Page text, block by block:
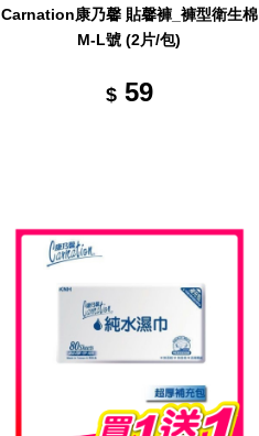
Carnation康乃馨 貼馨褲_褲型衛生棉
M-L號 (2片/包)
$59